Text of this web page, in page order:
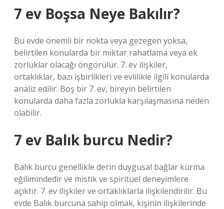
7 ev Boşsa Neye Bakılır?
Bu evde önemli bir nokta veya gezegen yoksa,
belirtilen konularda bir miktar rahatlama veya ek
zorluklar olacağı öngörülür. 7. ev ilişkiler,
ortaklıklar, bazı işbirlikleri ve evlilikle ilgili konularda
analiz edilir. Boş bir 7. ev, bireyin belirtilen
konularda daha fazla zorlukla karşılaşmasına neden
olabilir.
7 ev Balık burcu Nedir?
Balık burcu genellikle derin duygusal bağlar kurma
eğilimindedir ve mistik ve spiritüel deneyimlere
açıktır. 7. ev ilişkiler ve ortaklıklarla ilişkilendirilir. Bu
evde Balık burcuna sahip olmak, kişinin ilişkilerinde